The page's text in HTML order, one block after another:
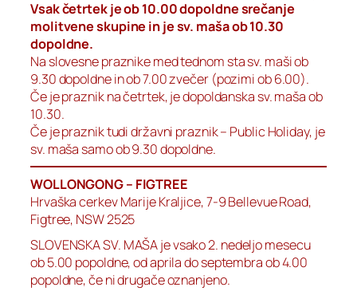
Vsak četrtek je ob 10.00 dopoldne srečanje
molitvene skupine in je sv. maša ob 10.30
dopoldne.
Na slovesne praznike med tednom sta sv. maši ob
9.30 dopoldne in ob 7.00 zvečer (pozimi ob 6.00).
Če je praznik na četrtek, je dopoldanska sv. maša ob
10.30.
Če je praznik tudi državni praznik – Public Holiday, je
sv. maša samo ob 9.30 dopoldne.
WOLLONGONG – FIGTREE
Hrvaška cerkev Marije Kraljice, 7-9 Bellevue Road,
Figtree, NSW 2525
SLOVENSKA SV. MAŠA je vsako 2. nedeljo mesecu
ob 5.00 popoldne, od aprila do septembra ob 4.00
popoldne, če ni drugače oznanjeno.